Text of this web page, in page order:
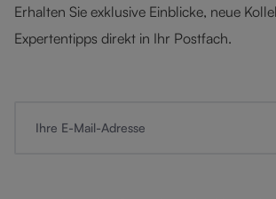
Erhalten Sie exklusive Einblicke, neue
Expertentipps direkt in Ihr Postfach.